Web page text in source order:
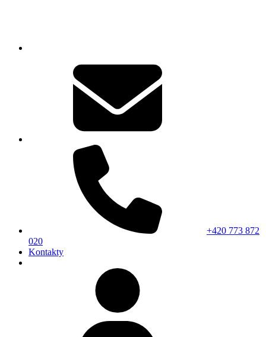
+420 773 872
020
Kontakty